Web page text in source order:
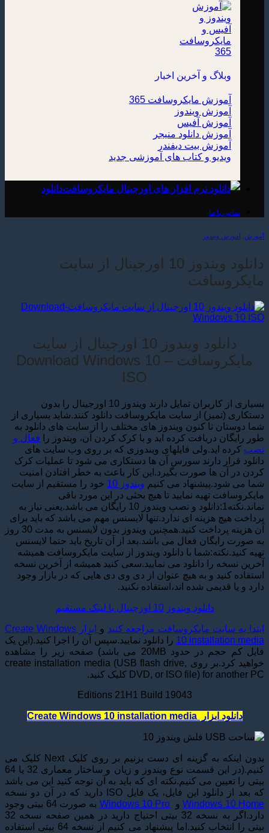
وبلاگ و آخرین اخبار
آموزش مایکروسافت 365
آموزش ویندوز
آموزش آفیس
آموزش دانلود منیجر
آموزش بیت دیفندر
ویدیو و کتاب های آموزشی
دانلود
تماس با ما
آموزش آموزش ویندوز
دانلود ویندوز 10 اورجینال از سایت
مایکروسافت
دانلود ویندوز 10 اورجینال از سایت
مایکروسافت – Download Windows 10
ISO
بسیاری از کاربران تمایل دارند ویندوز 10 اورجینال را بدون
دستکاری (تمیز) از سایت مایکروسافت دانلود کنند.شاید بسیاری از
شما دوستان تا کنون ویندوز های مختلف را از سایت های دانلود به
طور رایگان دریافت کرده اید و با کرک کردن آن، ویندوز را فعال و
نصب کرده اید.ولی فایلهای ویندوزی که بر روی وب سایت های
دانلود قرار دارند سورس آن ها دستکاری می شود تا عملیات کرک
کردن در آن ها صورت بگیرد.این کار باعث به خطر افتادن امنیت
شما می شود.پیشنهاد می کنیم ویندوز 10
خود را مستقیم از سایت
مایکروسافت تهیه نمایید تا هیچ بحثی در این مورد باقی
نماند.نکته1:دانلود و نصب ویندوز 10 رایگان می باشد.یعنی نیاز به
پرداخت هیچ هزینه ای ندارد.تنها لایسنس مهم می باشد که باید برای
آن هزینه پرداخت کنید.همچنین ویندوز بدون لایسنس به مدت 30 روز
به صورت رایگان فعال می باشد.بعد از آن تاریخ باید حتما لایسنس
تهیه کنید.نکته:شما با دانلود ویندوز از سایت مایکروسافت همیشه
آخرین نسخه را دانلود می نمایید.سعی کنید همیشه از آخرین نسخه
استفاده کنید و به هیچ عنوان از دی وی دی هایی که در بازار وجود
دارد و یا قدیمی شده اند،استفاده نکنید.
دانلود ویندوز 10 اورجینال با لینک مستقیم
ایتدا به سایت مایکروسافت مراجعه کنید و
ابزار Create Windows
10 installation media را دانلود نمایید.سپس آن را اجرا کنید.(این یک
فایل کم حجم در حدود 20MB می باشد) صفحه زیر را مشاهده
خواهید کرد.بر روی create installation media (USB flash drive,
DVD, or ISO file) for another PC کلیک کنید.
Editions 21H1 Build 19043
دانلود ابزار Create Windows 10 installation media
بدون اینکه به گزینه ای دست بزنیم بر روی کلیک Next کلیک می
کنیم.(در این قسمت نوع ویندوز و زیان و ساختار معماری 32 یا 64
بیتی را تعیین می کنیم.نکته ای که باید به آن توجه کنید این می باشد
که بعد از دانلود این فایل، یک فایل ISO دارید که در آن دو نسخه
Windows 10 Homeو Windows 10 Pro
به صورت 64 بیتی وجود
دارد.اگر به نسخه 32 بیتی احتیاج دارید در همین صفحه نسخه 32
بیتی را انتخاب کنید.اما پیشنهاد می کنیم از نسخه 64 بیتی استفاده